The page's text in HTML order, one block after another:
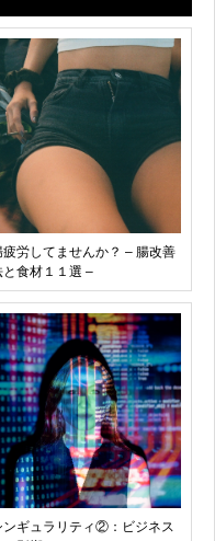
疲労してませんか？ – 腸改善
と食材１１選 –
ンギュラリティ②：ビジネス